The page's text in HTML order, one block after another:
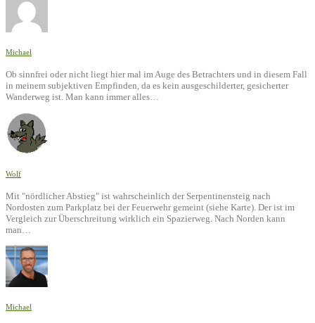
Michael
Ob sinnfrei oder nicht liegt hier mal im Auge des Betrachters und in diesem Fall
in meinem subjektiven Empfinden, da es kein ausgeschilderter, gesicherter
Wanderweg ist. Man kann immer alles…
Wolf
Mit "nördlicher Abstieg" ist wahrscheinlich der Serpentinensteig nach
Nordosten zum Parkplatz bei der Feuerwehr gemeint (siehe Karte). Der ist im
Vergleich zur Überschreitung wirklich ein Spazierweg. Nach Norden kann
man…
Michael